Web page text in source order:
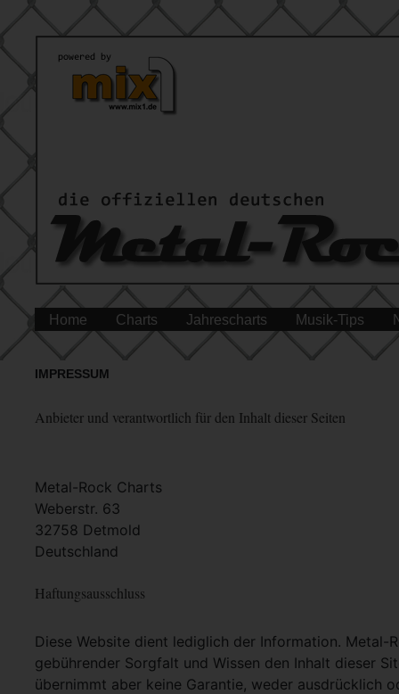
Home Charts Jahrescharts Musik-Tips
IMPRESSUM
Anbieter und verantwortlich für den Inhalt dieser Seiten
Metal-Rock Charts
Weberstr. 63
32758 Detmold
Deutschland
Haftungsausschluss
Diese Website dient lediglich der Information. Metal-
gebührender Sorgfalt und Wissen den Inhalt dieser
übernimmt aber keine Garantie, weder ausdrücklich